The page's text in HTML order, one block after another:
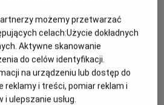
od Świata eleganckim hotelu
się wraz z żoną (Shelley Duvall) i
nigdy tam wcześniej nie był
na to pytanie przynosi
finał, w którym poznajemy
hotelu Overlook.
możemy przetwarzać
celach:Użycie dokładnych
Aktywne skanowanie
do celów identyfikacji.
na urządzeniu lub dostęp do
reklamy i treści, pomiar reklam i
ulepszanie usług.